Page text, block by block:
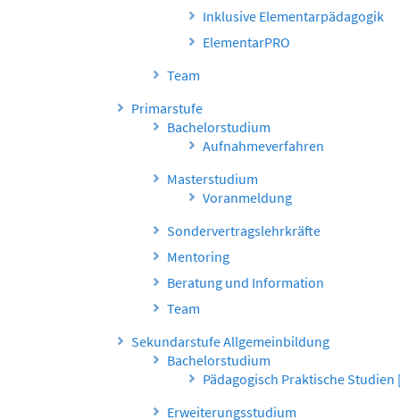
Inklusive Elementarpädagogik
ElementarPRO
Team
Primarstufe
Bachelorstudium
Aufnahmeverfahren
Masterstudium
Voranmeldung
Sondervertragslehrkräfte
Mentoring
Beratung und Information
Team
Sekundarstufe Allgemeinbildung
Bachelorstudium
Pädagogisch Praktische Studien
Erweiterungsstudium